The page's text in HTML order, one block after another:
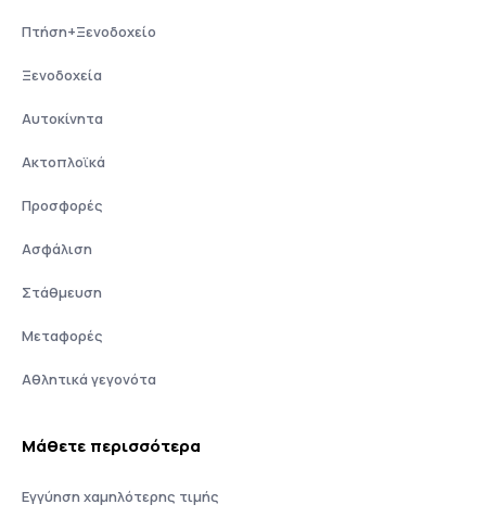
Πτήση+Ξενοδοχείο
Ξενοδοχεία
Αυτοκίνητα
Ακτοπλοϊκά
Προσφορές
Ασφάλιση
Στάθμευση
Μεταφορές
Αθλητικά γεγονότα
Μάθετε περισσότερα
Εγγύηση χαμηλότερης τιμής